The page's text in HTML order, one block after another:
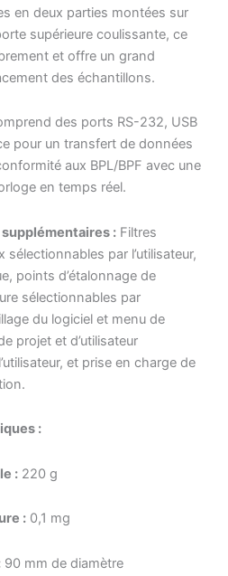
en deux parties montées sur
supérieure coulissante, ce
et offre un grand
des échantillons.
des ports RS-232, USB
pour un transfert de données
aux BPL/BPF avec une
en temps réel.
: Filtres
par l’utilisateur,
points d’étalonnage de
sélectionnables par
du logiciel et menu de
projet et d’utilisateur
et prise en charge de
:
: 220 g
: 0,1 mg
90 mm de diamètre